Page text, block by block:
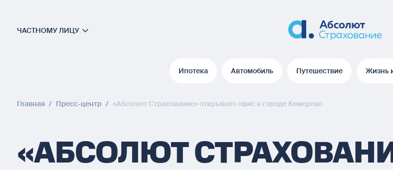
ЧАСТНОМУ ЛИЦУ
Ипотека Автомобиль Путешествие Жизнь
Главная / Пресс-центр / «Абсолют Страхование» открывает офис в городе Кемерово
«АБСОЛЮТ